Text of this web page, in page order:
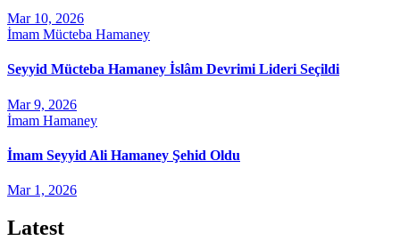
Mar 10, 2026
İmam Mücteba Hamaney
Seyyid Mücteba Hamaney İslâm Devrimi Lideri Seçildi
Mar 9, 2026
İmam Hamaney
İmam Seyyid Ali Hamaney Şehid Oldu
Mar 1, 2026
Latest